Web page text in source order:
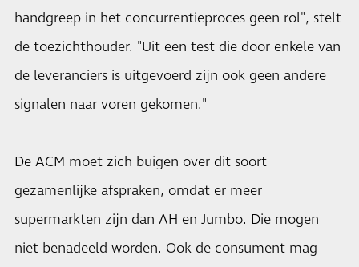
handgreep in het concurrentieproces geen rol", stelt
de toezichthouder. "Uit een test die door enkele van
de leveranciers is uitgevoerd zijn ook geen andere
signalen naar voren gekomen."
De ACM moet zich buigen over dit soort
gezamenlijke afspraken, omdat er meer
supermarkten zijn dan AH en Jumbo. Die mogen
niet benadeeld worden. Ook de consument mag